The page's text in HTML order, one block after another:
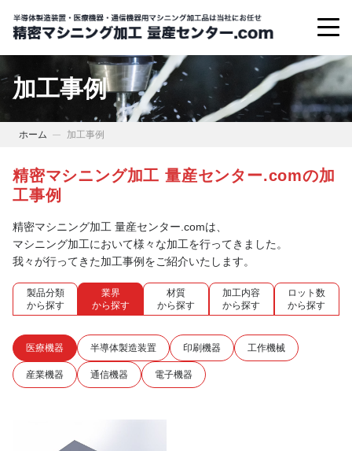
加工事例
ホーム 加工事例
精密マシニング加工 量産センター.comの加
工事例
精密マシニング加工 量産センター.comは、
マシニング加工において様々な加工を行ってきました。
我々が行ってきた加工事例をご紹介いたします。
製品分類
から探す
業界
から探す
材質
から探す
加工内容
から探す
ロット数
から探す
医療機器 半導体製造装置 印刷機器 工作機械
産業機器 通信機器 電子機器